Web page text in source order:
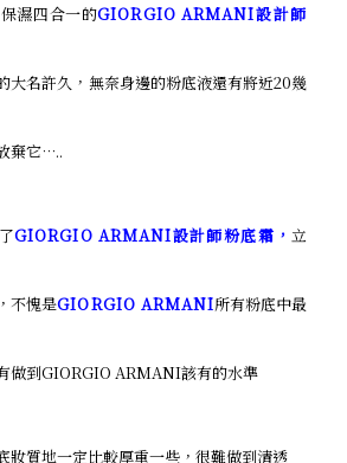
濕四合一的GIORGIO ARMANI設計師
大名許久，無奈身邊的粉底液還有將近20幾
棄它…..
GIORGIO ARMANI設計師粉底霜，立
不愧是GIORGIO ARMANI所有粉底中最
做到GIORGIO ARMANI該有的水準
妝質地一定比較厚重一些，很難做到清透